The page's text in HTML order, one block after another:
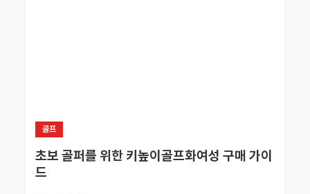
골프
초보 골퍼를 위한 키높이골프화여성 구매 가이
드